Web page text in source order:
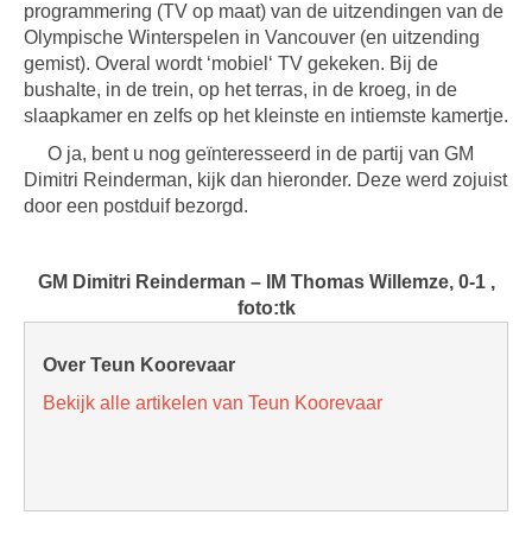
programmering (TV op maat) van de uitzendingen van de
Olympische Winterspelen in Vancouver (en uitzending
gemist). Overal wordt ‘mobiel‘ TV gekeken. Bij de
bushalte, in de trein, op het terras, in de kroeg, in de
slaapkamer en zelfs op het kleinste en intiemste kamertje.
O ja, bent u nog geïnteresseerd in de partij van GM
Dimitri Reinderman, kijk dan hieronder. Deze werd zojuist
door een postduif bezorgd.
GM Dimitri Reinderman – IM Thomas Willemze, 0-1 ,
foto:tk
Over Teun Koorevaar
Bekijk alle artikelen van Teun Koorevaar